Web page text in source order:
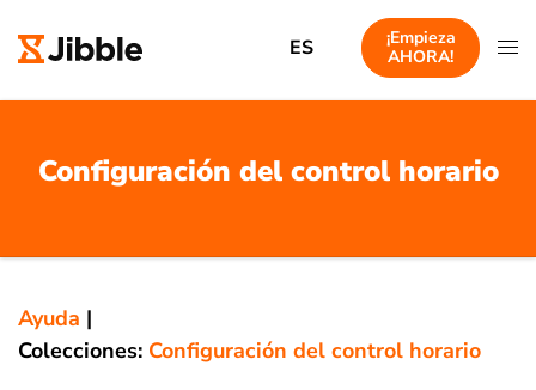
ES
¡Empieza
AHORA!
Configuración del control horario
Ayuda |
Colecciones: Configuración del control horario